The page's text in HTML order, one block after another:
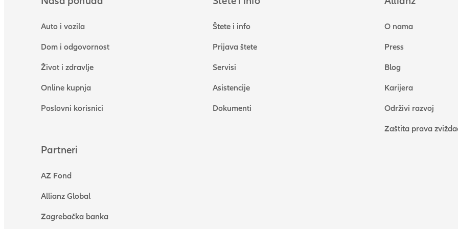
Auto i vozila
Dom i odgovornost
Život i zdravlje
Online kupnja
Poslovni korisnici
Štete i info
Prijava štete
Servisi
Asistencije
Dokumenti
O nama
Press
Blog
Karijera
Održivi razvoj
Zaštita prava
Partneri
AZ Fond
Allianz Global
Zagrebačka banka